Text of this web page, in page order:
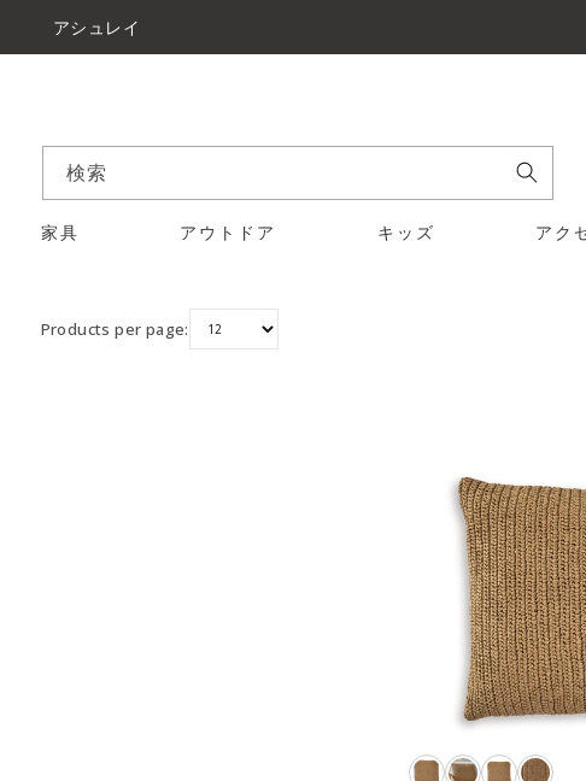
アシュレイ
検索
家具 アウトドア キッズ アク
Products per page: